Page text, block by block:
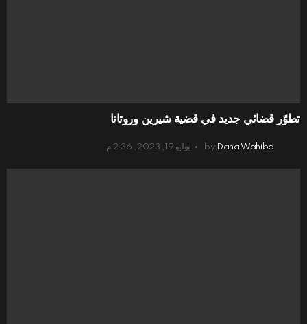
تطوّر قضائي جديد في قضية شيرين وروتانا
by Dana Wahiba يوليو 19, 2023, 2:36 م